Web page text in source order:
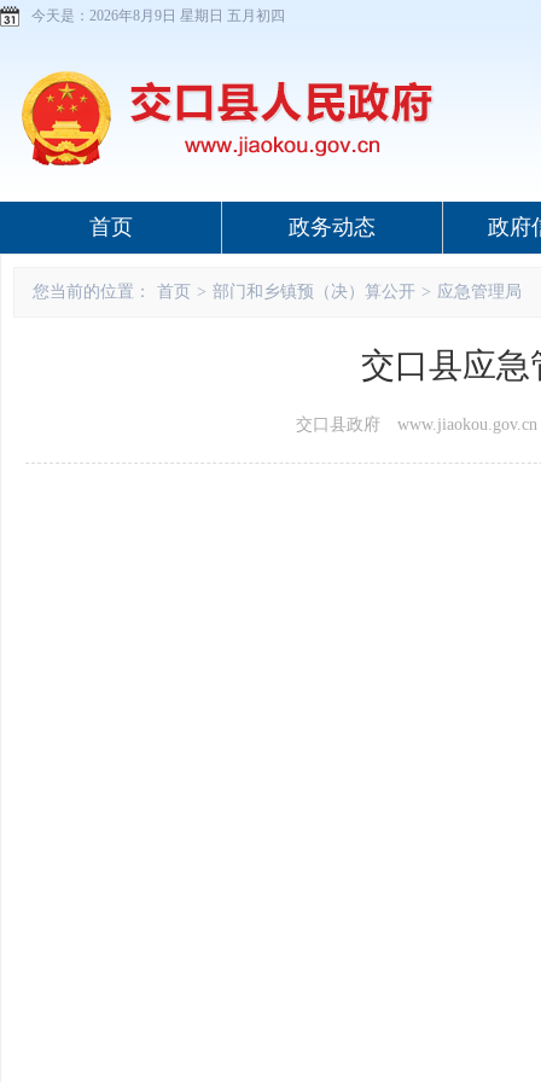
今天是： 2026年8月9日 星期日 五月初四
首页 政务动态 政府
您当前的位置： 首页 > 部门和乡镇预（决）算公开 > 应急管理局
交口县应急
交口县政府 www.jiaokou.gov.cn